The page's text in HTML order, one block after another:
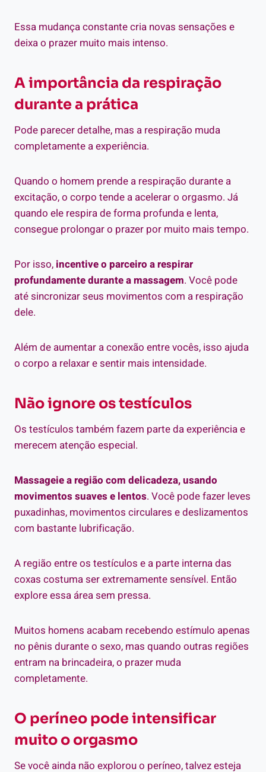
Essa mudança constante cria novas sensações e
deixa o prazer muito mais intenso.
A importância da respiração
durante a prática
Pode parecer detalhe, mas a respiração muda
completamente a experiência.
Quando o homem prende a respiração durante a
excitação, o corpo tende a acelerar o orgasmo. Já
quando ele respira de forma profunda e lenta,
consegue prolongar o prazer por muito mais tempo.
Por isso, incentive o parceiro a respirar
profundamente durante a massagem. Você pode
até sincronizar seus movimentos com a respiração
dele.
Além de aumentar a conexão entre vocês, isso ajuda
o corpo a relaxar e sentir mais intensidade.
Não ignore os testículos
Os testículos também fazem parte da experiência e
merecem atenção especial.
Massageie a região com delicadeza, usando
movimentos suaves e lentos. Você pode fazer leves
puxadinhas, movimentos circulares e deslizamentos
com bastante lubrificação.
A região entre os testículos e a parte interna das
coxas costuma ser extremamente sensível. Então
explore essa área sem pressa.
Muitos homens acabam recebendo estímulo apenas
no pênis durante o sexo, mas quando outras regiões
entram na brincadeira, o prazer muda
completamente.
O períneo pode intensificar
muito o orgasmo
Se você ainda não explorou o períneo, talvez esteja